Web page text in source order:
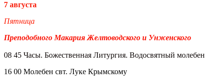
7 августа
Пятница
Преподобного Макария Желтоводского и Унженского
08 45 Часы. Божественная Литургия. Водосвятный молебен
16 00 Молебен свт. Луке Крымскому